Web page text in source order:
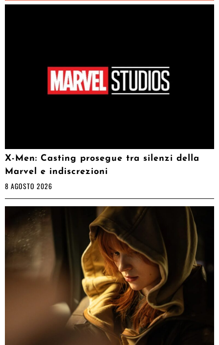
X-Men: Casting prosegue tra silenzi della
Marvel e indiscrezioni
8 AGOSTO 2026